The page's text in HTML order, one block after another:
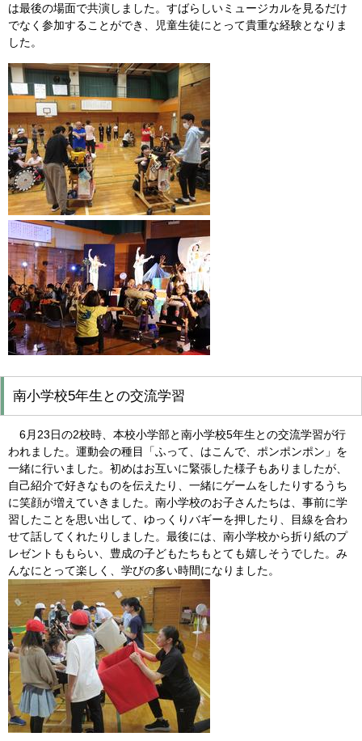
は最後の場面で共演し ました。すばらしいミュージカルを見るだけ
でなく参加することができ、児童生徒にとって貴重な経験となりま
した。
南小学校5年生との交流学習
6月23日の2校時、本校小学部と南小学校5年生との交流学習が行
われました。運動会の種目「ふって、はこんで、ポンポンポン」を
一緒に行いました。初めはお互いに緊張した様子もありましたが、
自己紹介で好きなものを伝えたり、一緒にゲームをしたりするうち
に笑顔が増えていきました。南小学校のお子さんたちは、事前に学
習したことを思い出して、ゆっくりバギーを押したり、目線を合わ
せて話してくれたりしました。最後には、南小学校から折り紙のプ
レゼントももらい、豊成の子どもたちもとても嬉しそうでした。み
んなにとって楽しく、学びの多い時間になりました。